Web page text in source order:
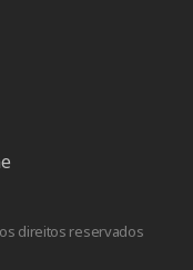
direitos reservados